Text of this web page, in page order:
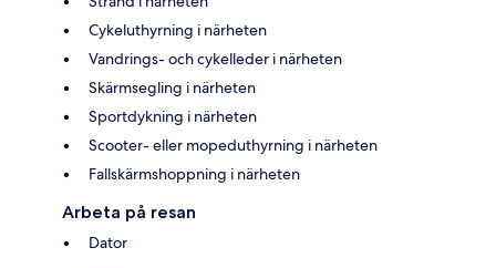
Cykeluthyrning i närheten
Vandrings- och cykelleder i närheten
Skärmsegling i närheten
Sportdykning i närheten
Scooter- eller mopeduthyrning i närheten
Fallskärmshoppning i närheten
Arbeta på resan
Dator